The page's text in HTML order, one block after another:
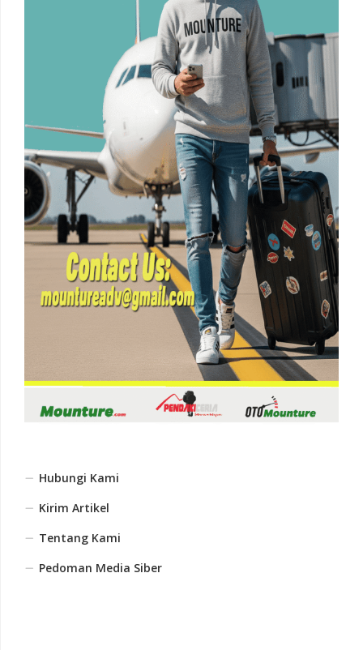
Hubungi Kami
Kirim Artikel
Tentang Kami
Pedoman Media Siber